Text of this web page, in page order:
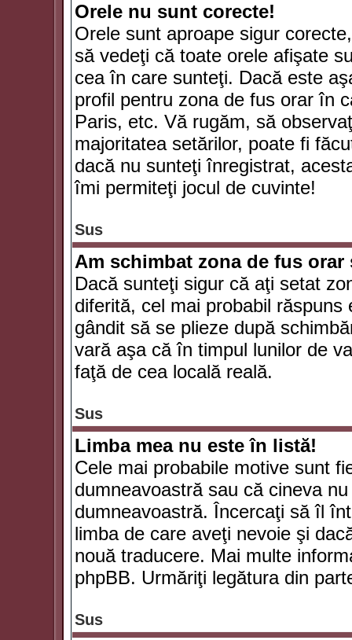
Orele nu sunt corecte!
Orele sunt aproape sigur
să vedeţi că toate orele afişate
cea în care sunteţi. Dacă este
profil pentru zona de fus orar în
Paris, etc. Vă rugăm, să
majoritatea setărilor, poate fi
dacă nu sunteţi înregistrat,
îmi permiteţi jocul de cuvinte!
Sus
Am schimbat zona de fus
Dacă sunteţi sigur că aţi setat
diferită, cel mai probabil
gândit să se plieze după
vară aşa că în timpul lunilor de
faţă de cea locală reală.
Sus
Limba mea nu este în listă!
Cele mai probabile motive sunt
dumneavoastră sau că cineva
dumneavoastră. Încercaţi să îl
limba de care aveţi nevoie şi
nouă traducere. Mai multe
phpBB. Urmăriţi legătura din
Sus